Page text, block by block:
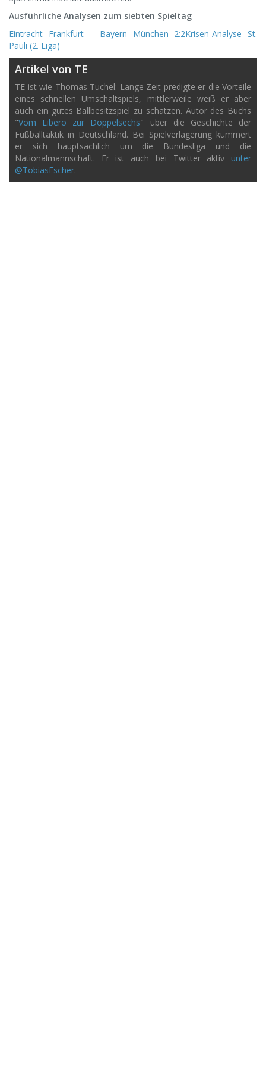
Ausführliche Analysen zum siebten Spieltag
Eintracht Frankfurt – Bayern München 2:2Krisen-Analyse St.
Pauli (2. Liga)
Artikel von TE
TE ist wie Thomas Tuchel: Lange Zeit predigte er die Vorteile
eines schnellen Umschaltspiels, mittlerweile weiß er aber
auch ein gutes Ballbesitzspiel zu schätzen. Autor des Buchs
"Vom Libero zur Doppelsechs" über die Geschichte der
Fußballtaktik in Deutschland. Bei Spielverlagerung kümmert
er sich hauptsächlich um die Bundesliga und die
Nationalmannschaft. Er ist auch bei Twitter aktiv unter
@TobiasEscher.